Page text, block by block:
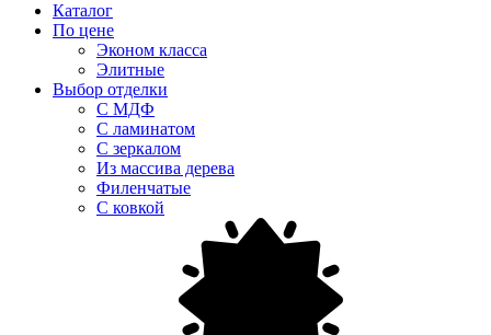
Каталог
По цене
Эконом класса
Элитные
Выбор отделки
С МДФ
С ламинатом
С зеркалом
Из массива дерева
Филенчатые
С ковкой